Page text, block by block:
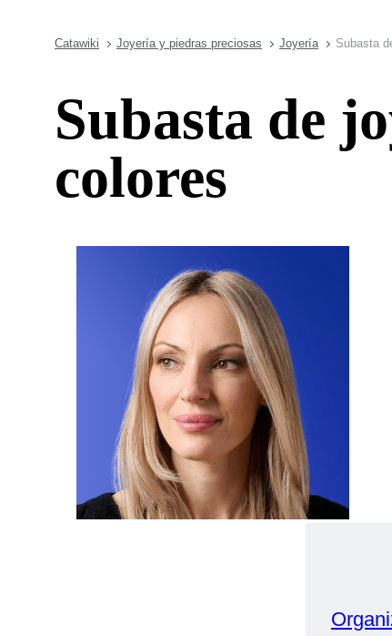
Catawiki Joyería y piedras preciosas Joyería Subasta
Subasta de
colores